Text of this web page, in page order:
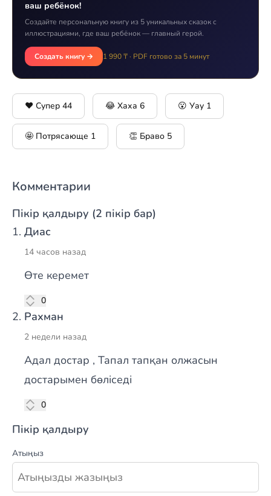
ваш ребёнок!
Создайте персональную книгу из 5 уникальных сказок с
иллюстрациями, где ваш ребёнок — главный герой.
Создать книгу → 1 990 ₸ · PDF готово за 5 минут
❤️ Супер 44 😂 Хаха 6 😮 Уау 1
🤩 Потрясающе 1 👏 Браво 5
Комментарии
Пікір қалдыру (2 пікір бар)
Диас
14 часов назад
Өте керемет
0
лүпіл
Рахман
2 недели назад
Адал достар , Тапал тапқан олжасын
достарымен бөліседі
0
лүпіл
Пікір қалдыру
Атыңыз